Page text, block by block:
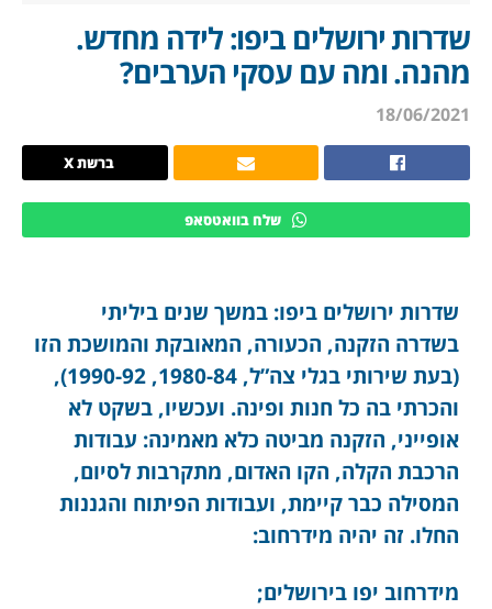
שדרות ירושלים ביפו: לידה מחדש.
מהנה. ומה עם עסקי הערבים?
18/06/2021
ברשת X
שלח בוואטסאפ
שדרות ירושלים ביפו: במשך שנים ביליתי
בשדרה הזקנה, הכעורה, המאובקת והמושכת הזו
(בעת שירותי בגלי צה”ל, 1980-84, 1990-92),
והכרתי בה כל חנות ופינה. ועכשיו, בשקט לא
אופייני, הזקנה מביטה כלא מאמינה: עבודות
הרכבת הקלה, הקו האדום, מתקרבות לסיום,
המסילה כבר קיימת, ועבודות הפיתוח והגננות
החלו. זה יהיה מידרחוב:
מידרחוב יפו בירושלים;